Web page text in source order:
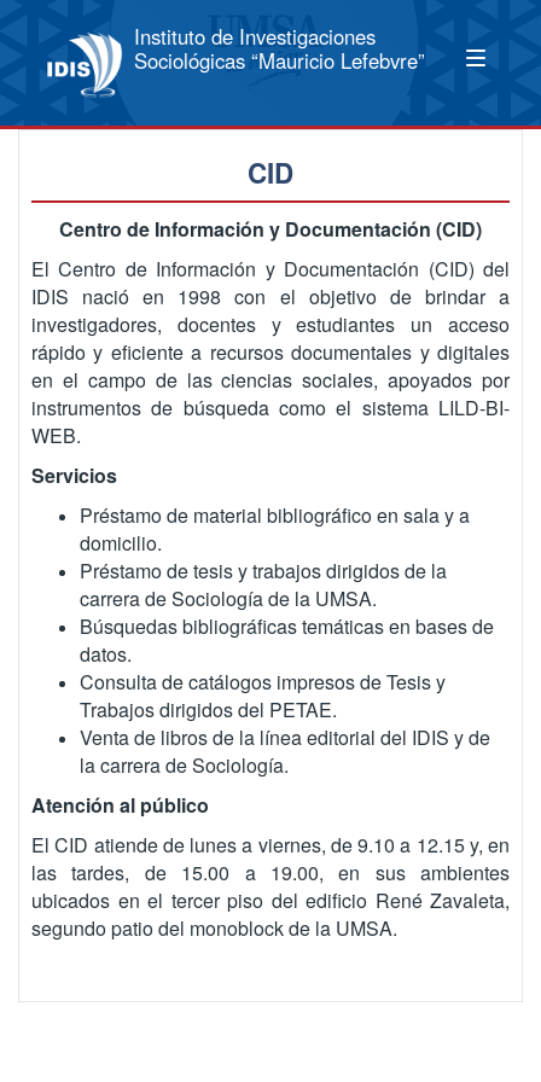
Instituto de Investigaciones
Sociológicas “Mauricio Lefebvre”
CID
Centro de Información y Documentación (CID)
El Centro de Información y Documentación (CID) del
IDIS nació en 1998 con el objetivo de brindar a
investigadores, docentes y estudiantes un acceso
rápido y eficiente a recursos documentales y digitales
en el campo de las ciencias sociales, apoyados por
instrumentos de búsqueda como el sistema LILD-BI-
WEB.
Servicios
Préstamo de material bibliográfico en sala y a
domicilio.
Préstamo de tesis y trabajos dirigidos de la
carrera de Sociología de la UMSA.
Búsquedas bibliográficas temáticas en bases de
datos.
Consulta de catálogos impresos de Tesis y
Trabajos dirigidos del PETAE.
Venta de libros de la línea editorial del IDIS y de
la carrera de Sociología.
Atención al público
El CID atiende de lunes a viernes, de 9.10 a 12.15 y, en
las tardes, de 15.00 a 19.00, en sus ambientes
ubicados en el tercer piso del edificio René Zavaleta,
segundo patio del monoblock de la UMSA.